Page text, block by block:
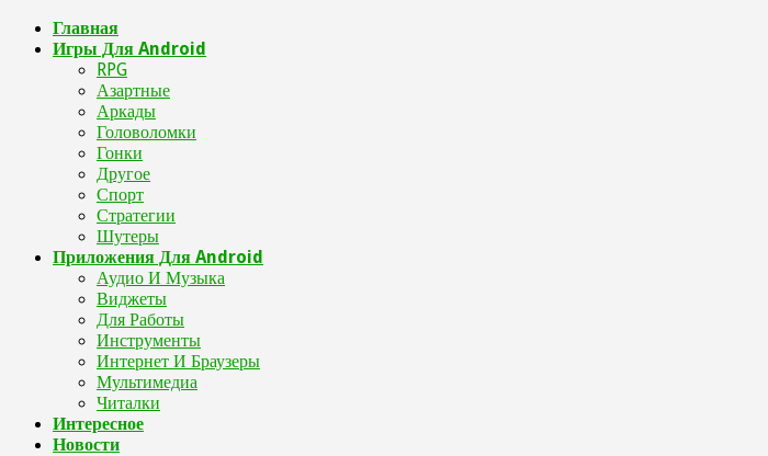
Главная
Игры Для Android
RPG
Азартные
Аркады
Головоломки
Гонки
Другое
Спорт
Стратегии
Шутеры
Приложения Для Android
Аудио И Музыка
Виджеты
Для Работы
Инструменты
Интернет И Браузеры
Мультимедиа
Читалки
Интересное
Новости